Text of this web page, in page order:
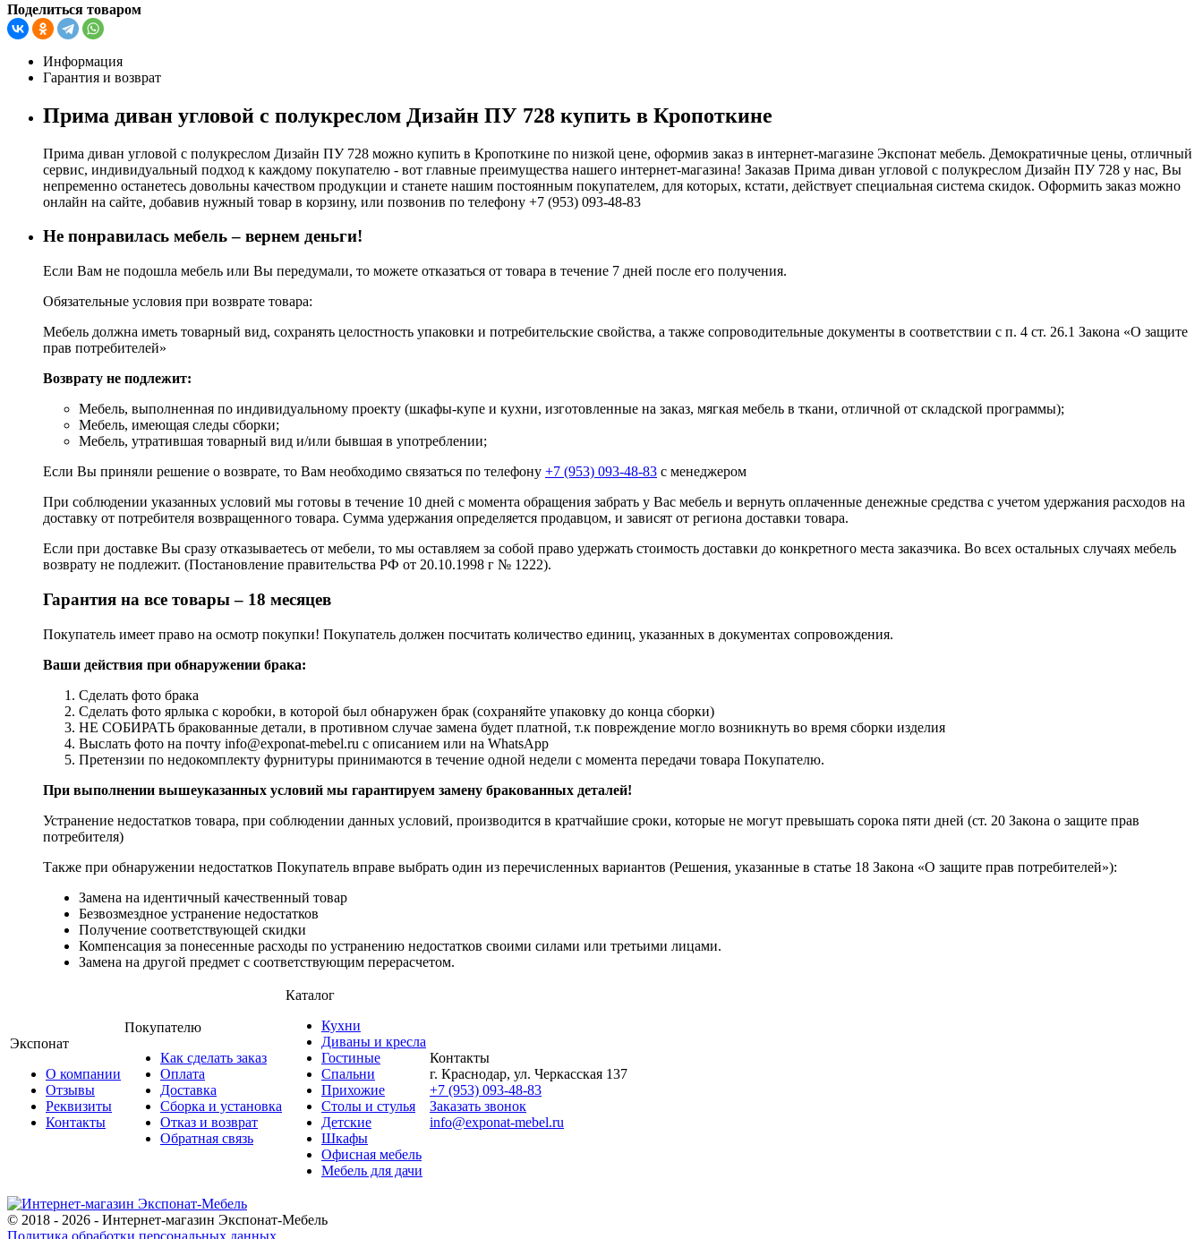
Поделиться товаром
Информация
Гарантия и возврат
Прима диван угловой с полукреслом Дизайн ПУ 728 купить в Кропоткине
Прима диван угловой с полукреслом Дизайн ПУ 728 можно купить в Кропоткине по низкой цене, оформив заказ в интернет-магазине Экспонат мебель. Демократичные цены, отличный
сервис, индивидуальный подход к каждому покупателю - вот главные преимущества нашего интернет-магазина! Заказав Прима диван угловой с полукреслом Дизайн ПУ 728 у нас, Вы
непременно останетесь довольны качеством продукции и станете нашим постоянным покупателем, для которых, кстати, действует специальная система скидок. Оформить заказ можно
онлайн на сайте, добавив нужный товар в корзину, или позвонив по телефону +7 (953) 093-48-83
Не понравилась мебель – вернем деньги!
Если Вам не подошла мебель или Вы передумали, то можете отказаться от товара в течение 7 дней после его получения.
Обязательные условия при возврате товара:
Мебель должна иметь товарный вид, сохранять целостность упаковки и потребительские свойства, а также сопроводительные документы в соответствии с п. 4 ст. 26.1 Закона «О защите
прав потребителей»
Возврату не подлежит:
Мебель, выполненная по индивидуальному проекту (шкафы-купе и кухни, изготовленные на заказ, мягкая мебель в ткани, отличной от складской программы);
Мебель, имеющая следы сборки;
Мебель, утратившая товарный вид и/или бывшая в употреблении;
Если Вы приняли решение о возврате, то Вам необходимо связаться по телефону +7 (953) 093-48-83 с менеджером
При соблюдении указанных условий мы готовы в течение 10 дней с момента обращения забрать у Вас мебель и вернуть оплаченные денежные средства с учетом удержания расходов на
доставку от потребителя возвращенного товара. Сумма удержания определяется продавцом, и зависят от региона доставки товара.
Если при доставке Вы сразу отказываетесь от мебели, то мы оставляем за собой право удержать стоимость доставки до конкретного места заказчика. Во всех остальных случаях мебель
возврату не подлежит. (Постановление правительства РФ от 20.10.1998 г № 1222).
Гарантия на все товары – 18 месяцев
Покупатель имеет право на осмотр покупки! Покупатель должен посчитать количество единиц, указанных в документах сопровождения.
Ваши действия при обнаружении брака:
Сделать фото брака
Сделать фото ярлыка с коробки, в которой был обнаружен брак (сохраняйте упаковку до конца сборки)
НЕ СОБИРАТЬ бракованные детали, в противном случае замена будет платной, т.к повреждение могло возникнуть во время сборки изделия
Выслать фото на почту info@exponat-mebel.ru с описанием или на WhatsApp
Претензии по недокомплекту фурнитуры принимаются в течение одной недели с момента передачи товара Покупателю.
При выполнении вышеуказанных условий мы гарантируем замену бракованных деталей!
Устранение недостатков товара, при соблюдении данных условий, производится в кратчайшие сроки, которые не могут превышать сорока пяти дней (ст. 20 Закона о защите прав
потребителя)
Также при обнаружении недостатков Покупатель вправе выбрать один из перечисленных вариантов (Решения, указанные в статье 18 Закона «О защите прав потребителей»):
Замена на идентичный качественный товар
Безвозмездное устранение недостатков
Получение соответствующей скидки
Компенсация за понесенные расходы по устранению недостатков своими силами или третьими лицами.
Замена на другой предмет с соответствующим перерасчетом.
Экспонат
О компании
Отзывы
Реквизиты
Контакты
Покупателю
Как сделать заказ
Оплата
Доставка
Сборка и установка
Отказ и возврат
Обратная связь
Каталог
Кухни
Диваны и кресла
Гостиные
Спальни
Прихожие
Столы и стулья
Детские
Шкафы
Офисная мебель
Мебель для дачи
Контакты
г. Краснодар, ул. Черкасская 137
+7 (953) 093-48-83
Заказать звонок
info@exponat-mebel.ru
© 2018 - 2026 - Интернет-магазин Экспонат-Мебель
Политика обработки персональных данных